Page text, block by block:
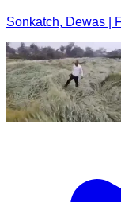
Sonkatch, Dewas |